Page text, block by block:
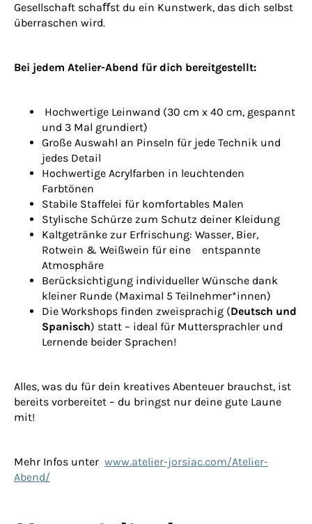
Gesellschaft schaﬀst du ein Kunstwerk, das dich selbst
überraschen wird.
Bei jedem Atelier-Abend für dich bereitgestellt:
Hochwertige Leinwand (30 cm x 40 cm, gespannt
und 3 Mal grundiert)
Große Auswahl an Pinseln für jede Technik und
jedes Detail
Hochwertige Acrylfarben in leuchtenden
Farbtönen
Stabile Staffelei für komfortables Malen
Stylische Schürze zum Schutz deiner Kleidung
Kaltgetränke zur Erfrischung: Wasser, Bier,
Rotwein & Weißwein für eine entspannte
Atmosphäre
Berücksichtigung individueller Wünsche dank
kleiner Runde (Maximal 5 Teilnehmer*innen)
Die Workshops finden zweisprachig (Deutsch und
Spanisch) statt – ideal für Muttersprachler und
Lernende beider Sprachen!
Alles, was du für dein kreatives Abenteuer brauchst, ist
bereits vorbereitet – du bringst nur deine gute Laune
mit!
Mehr Infos unter www.atelier-jorsiac.com/Atelier-
Abend/